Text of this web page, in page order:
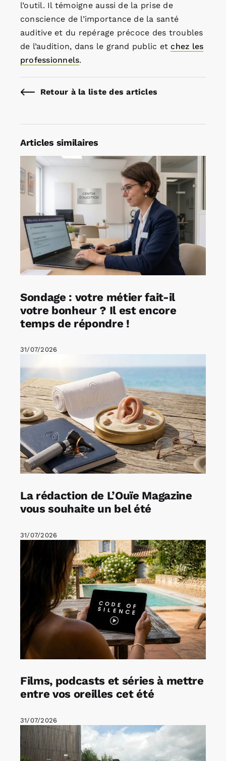
l’outil. Il témoigne aussi de la prise de
conscience de l’importance de la santé
auditive et du repérage précoce des troubles
de l’audition, dans le grand public etchez les
professionnels.
Retour à la liste des articles
Articles similaires
Sondage : votre métier fait-il
votre bonheur ? Il est encore
temps de répondre !
31/07/2026
La rédaction de L’Ouïe Magazine
vous souhaite un bel été
31/07/2026
Films, podcasts et séries à mettre
entre vos oreilles cet été
31/07/2026